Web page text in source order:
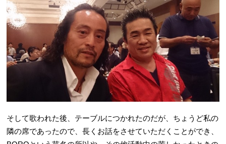
そして歌われた後、テーブルにつかれたのだが、ちょうど私の
隣の席であったので、長くお話をさせていただくことができ、